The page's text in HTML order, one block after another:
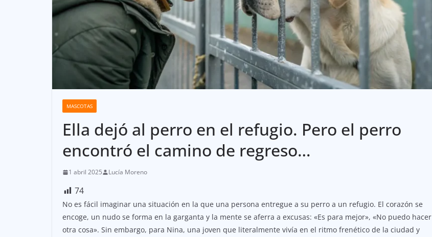
MASCOTAS
Ella dejó al perro en el refugio. Pero el perro
encontró el camino de regreso…
1 abril 2025 Lucía Moreno
74
No es fácil imaginar una situación en la que una persona entregue a su perro a un refugio. El corazón se
encoge, un nudo se forma en la garganta y la mente se aferra a excusas: «Es para mejor», «No puedo hacer
otra cosa». Sin embargo, para Nina, una joven que literalmente vivía en el ritmo frenético de la ciudad y